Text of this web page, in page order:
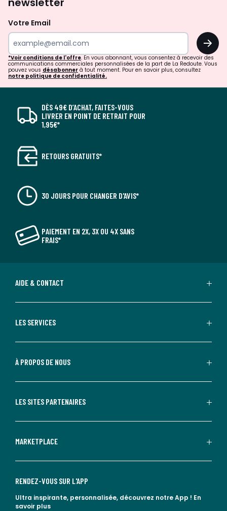
Votre Email
OK
*Voir conditions de l'offre. En vous abonnant, vous consentez à recevoir des
communications commerciales personnalisées de la part de La Redoute. Vous
pouvez vous désabonner à tout moment. Pour en savoir plus, consultez
notre politique de confidentialité.
DÈS 49€ D’ACHAT, FAITES-VOUS
LIVRER EN POINT DE RETRAIT POUR
1,95€*
RETOURS GRATUITS*
30 JOURS POUR CHANGER D'AVIS*
PAIEMENT EN 2X, 3X OU 4X SANS
FRAIS*
AIDE & CONTACT
LES SERVICES
À PROPOS DE NOUS
LES SITES PARTENAIRES
MARKETPLACE
RENDEZ-VOUS SUR L'APP
Ultra inspirante, personnalisée, découvrez notre App ! En
savoir plus